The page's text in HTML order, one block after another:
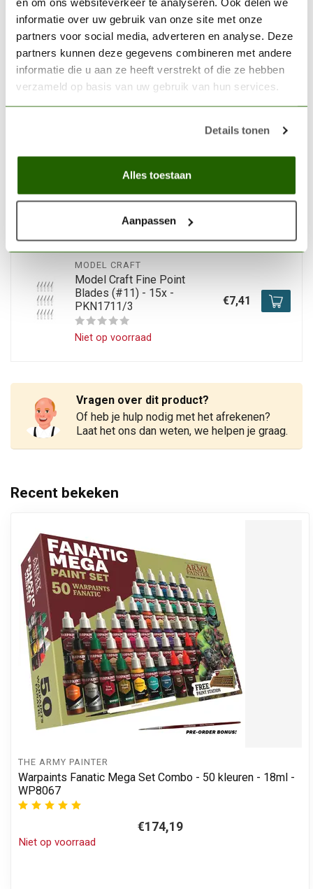
informatie over uw gebruik van onze site met onze
partners voor social media, adverteren en analyse. Deze
partners kunnen deze gegevens combineren met andere
informatie die u aan ze heeft verstrekt of die ze hebben
verzameld op basis van uw gebruik van hun services.
Details tonen
Alles toestaan
Aanpassen
THE ARMY PAINTER
The Army Painter
Warpaints Fanatic Washes
Paint Set Combo - 10
kleuren - 18ml - WP8068
€31,45
The Army Painter Diabolic
Plum Warpaints Fanatic
Acrylic Paint - 18ml -
WP3133
Niet op voorraad
MODEL CRAFT
Model Craft Fine Point
Blades (#11) - 15x -
PKN1711/3
Niet op voorraad
€7,41
Vragen over dit product?
Of heb je hulp nodig met het afrekenen?
Laat het ons dan weten, we helpen je graag.
Recent bekeken
THE ARMY PAINTER
Warpaints Fanatic Mega Set Combo - 50 kleuren - 18ml -
WP8067
€174,19
Niet op voorraad